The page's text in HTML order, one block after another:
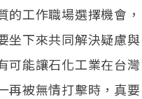
工作職場選擇機會，
坐下來共同解決疑慮與
可能讓石化工業在台灣
再被無情打擊時，真要